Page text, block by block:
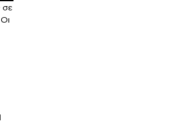
σε